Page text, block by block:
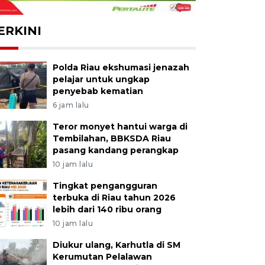
Polda Riau ekshumasi jenazah
pelajar untuk ungkap
penyebab kematian
6 jam lalu
Teror monyet hantui warga di
Tembilahan, BBKSDA Riau
pasang kandang perangkap
10 jam lalu
Tingkat pengangguran
terbuka di Riau tahun 2026
lebih dari 140 ribu orang
10 jam lalu
Diukur ulang, Karhutla di SM
Kerumutan Pelalawan